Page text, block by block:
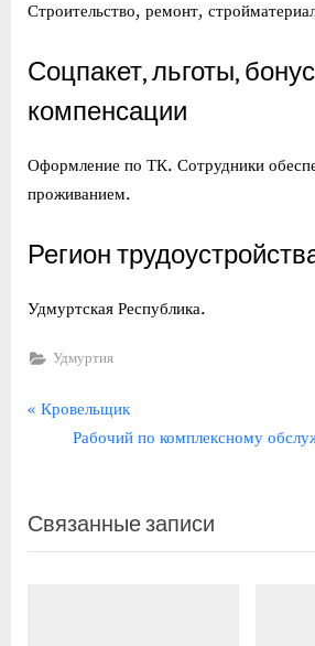
Строительство, ремонт,
Соцпакет, льготы,
компенсации
Оформление по ТК. Сотрудники
проживанием.
Регион
Удмуртская Республика.
Удмуртия
Навигация
П
ы
д
Кровельщик
С
д
у
Рабочий по комплексному
Связанные записи